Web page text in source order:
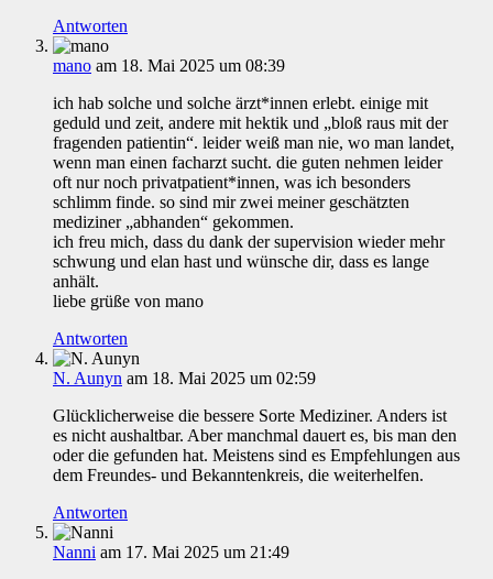
Antworten
mano am 18. Mai 2025 um 08:39
ich hab solche und solche ärzt*innen erlebt. einige mit
geduld und zeit, andere mit hektik und „bloß raus mit der
fragenden patientin“. leider weiß man nie, wo man landet,
wenn man einen facharzt sucht. die guten nehmen leider
oft nur noch privatpatient*innen, was ich besonders
schlimm finde. so sind mir zwei meiner geschätzten
mediziner „abhanden“ gekommen.
ich freu mich, dass du dank der supervision wieder mehr
schwung und elan hast und wünsche dir, dass es lange
anhält.
liebe grüße von mano
Antworten
N. Aunyn am 18. Mai 2025 um 02:59
Glücklicherweise die bessere Sorte Mediziner. Anders ist
es nicht aushaltbar. Aber manchmal dauert es, bis man den
oder die gefunden hat. Meistens sind es Empfehlungen aus
dem Freundes- und Bekanntenkreis, die weiterhelfen.
Antworten
Nanni am 17. Mai 2025 um 21:49